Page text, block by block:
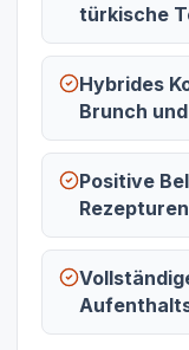
türkische
Hybrides
Brunch
Positive